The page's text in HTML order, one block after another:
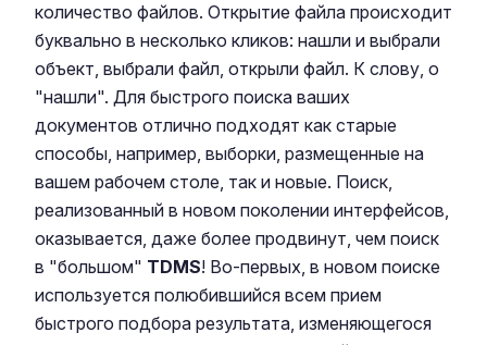
количество файлов. Открытие файла происходит
буквально в несколько кликов: нашли и выбрали
объект, выбрали файл, открыли файл. К слову, о
"нашли". Для быстрого поиска ваших
документов отлично подходят как старые
способы, например, выборки, размещенные на
вашем рабочем столе, так и новые. Поиск,
реализованный в новом поколении интерфейсов,
оказывается, даже более продвинут, чем поиск
в "большом" TDMS! Во-первых, в новом поиске
используется полюбившийся всем прием
быстрого подбора результата, изменяющегося